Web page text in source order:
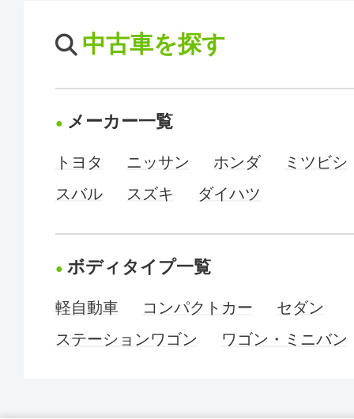
中古車を探す
メーカー一覧
トヨタ ニッサン ホンダ
ミツビシ
スバル
スズキ ダイハツ
ボディタイプ一覧
軽自動車 コンパクトカー
セダン
ステーションワゴン
ワゴン・ミニバン